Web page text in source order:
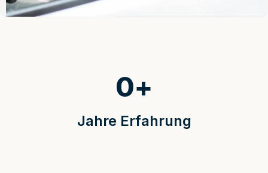
Jahre Erfahrung
0+